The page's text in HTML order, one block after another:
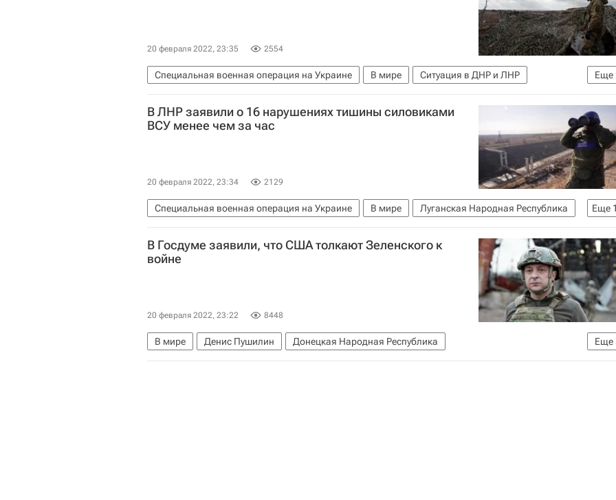
20 февраля 2022, 23:35 2554
Еще
Специальная военная операция на Украине В мире
Ситуация в ДНР и ЛНР
Вооруженные силы Украины
Украина
В ЛНР заявили о 16 нарушениях тишины силовиками
ВСУ менее чем за час
20 февраля 2022, 23:34 2129
Еще
Специальная военная операция на Украине В мире
Луганская Народная Республика
Донбасс
Вооруженные силы Украины СЦКК
Ситуация в ДНР и ЛНР
Владимир Зеленский
Алексей Резников
Родион Мирошник
В Госдуме заявили, что США толкают Зеленского к
войне
20 февраля 2022, 23:22 8448
Еще
В мире Денис Пушилин
Донецкая Народная Республика
Луганская Народная Республика
Украина Ситуация в ДНР и ЛНР
США